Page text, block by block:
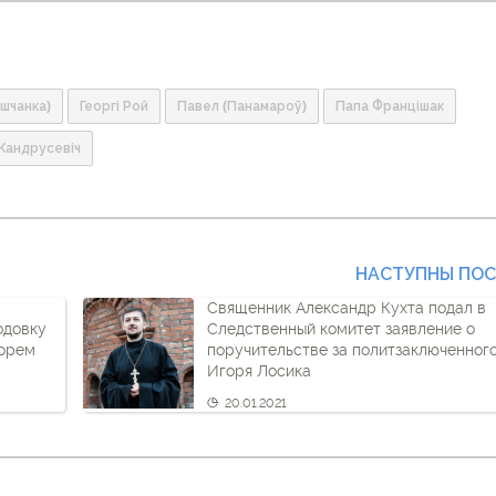
Георгі Рой Павел (Панамароў) Папа Францішак
НАСТУПНЫ
Священник Александр Кухта подал в
Следственный комитет заявление о
поручительстве за
Игоря Лосика
20.01.2021